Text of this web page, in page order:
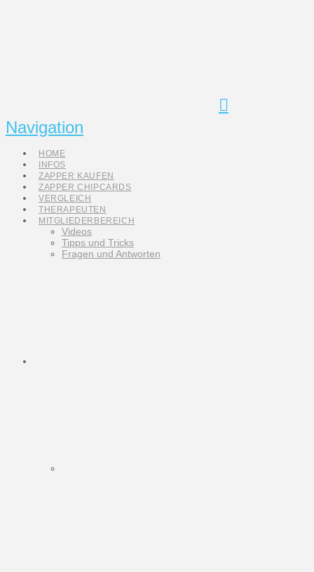
Navigation
HOME
INFOS
ZAPPER KAUFEN
ZAPPER CHIPCARDS
VERGLEICH
THERAPEUTEN
MITGLIEDERBEREICH
Videos
Tipps und Tricks
Fragen und Antworten